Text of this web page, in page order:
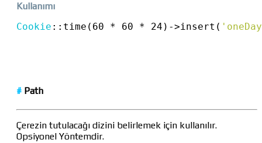
Kullanımı
Cookie :: time(60 * 60 * 24) ->insert(
# Path
Çerezin tutulacağı dizini belirlemek için kullanılır.
Opsiyonel Yöntemdir.